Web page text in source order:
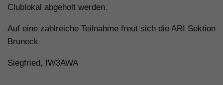
Clublokal abgeholt werden.
Auf eine zahlreiche Teilnahme freut sich die ARI Sektion
Bruneck
Siegfried, IW3AWA